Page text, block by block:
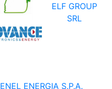
ELF GROUP
SRL
ENEL ENERGIA S.P.A.